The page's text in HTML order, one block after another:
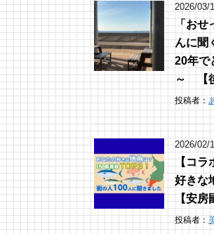
2026/03/
「おせ
んに聞
20年で
～ 【
投稿者：
2026/02/
【コラ
好きな
【安房
投稿者：